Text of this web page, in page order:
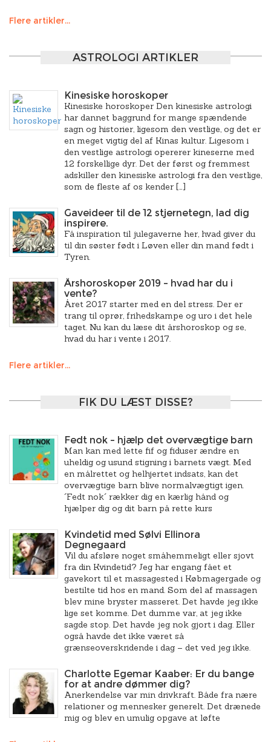
Flere artikler...
ASTROLOGI ARTIKLER
Kinesiske horoskoper
Kinesiske horoskoper Den kinesiske astrologi
har dannet baggrund for mange spændende
sagn og historier, ligesom den vestlige, og det er
en meget vigtig del af Kinas kultur. Ligesom i
den vestlige astrologi opererer kineserne med
12 forskellige dyr. Det der først og fremmest
adskiller den kinesiske astrologi fra den vestlige,
som de fleste af os kender […]
Gaveideer til de 12 stjernetegn, lad dig
inspirere.
Få inspiration til julegaverne her, hvad giver du
til din søster født i Løven eller din mand født i
Tyren.
Årshoroskoper 2019 – hvad har du i
vente?
Året 2017 starter med en del stress. Der er
trang til oprør, frihedskampe og uro i det hele
taget. Nu kan du læse dit årshoroskop og se,
hvad du har i vente i 2017.
Flere artikler...
FIK DU LÆST DISSE?
Fedt nok – hjælp det overvægtige barn
Man kan med lette fif og fiduser ændre en
uheldig og usund stigning i barnets vægt. Med
en målrettet og helhjertet indsats, kan det
overvægtige barn blive normalvægtigt igen.
´Fedt nok´ rækker dig en kærlig hånd og
hjælper dig og dit barn på rette kurs
Kvindetid med Sølvi Ellinora
Degnegaard
Vil du afsløre noget småhemmeligt eller sjovt
fra din Kvindetid? Jeg har engang fået et
gavekort til et massagested i Købmagergade og
bestilte tid hos en mand. Som del af massagen
blev mine bryster masseret. Det havde jeg ikke
lige set komme. Det dumme var, at jeg ikke
sagde stop. Det havde jeg nok gjort i dag. Eller
også havde det ikke været så
grænseoverskridende i dag – det ved jeg ikke.
Charlotte Egemar Kaaber: Er du bange
for at andre dømmer dig?
Anerkendelse var min drivkraft. Både fra nære
relationer og mennesker generelt. Det drænede
mig og blev en umulig opgave at løfte